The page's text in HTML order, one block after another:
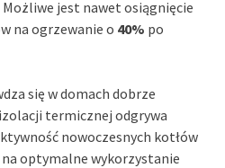
jest nawet osiągnięcie
na ogrzewanie o 40% po
się w domach dobrze
termicznej odgrywa
nowoczesnych kotłów
optymalne wykorzystanie